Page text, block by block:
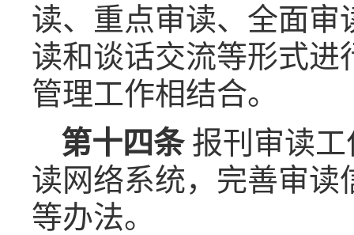
读、重点审读、全面
读和谈话交流等形式
管理工作相结合。
第十四条报刊审读工
读网络系统，完善审
等办法。